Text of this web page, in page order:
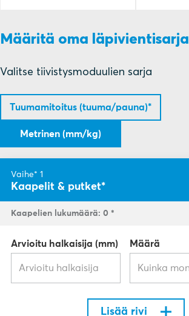
Määritä oma läpivientisarja
Valitse tiivistysmoduulien sarja